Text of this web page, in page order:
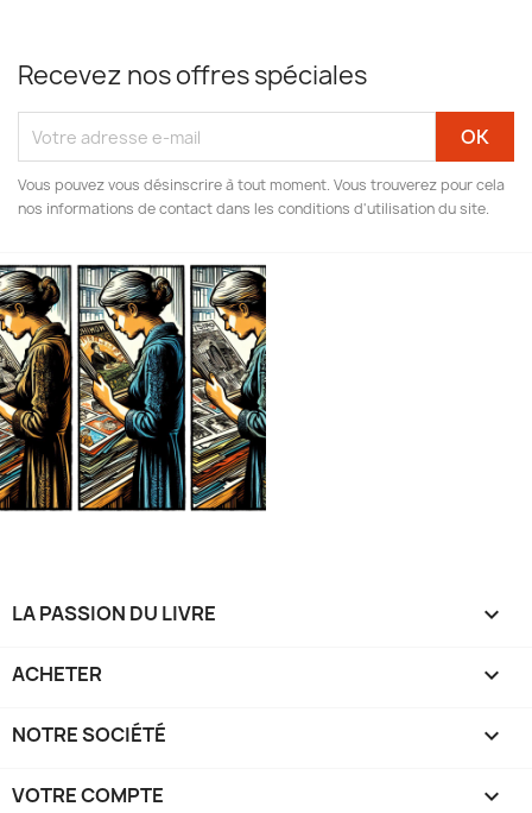
Recevez nos offres spéciales
Vous pouvez vous désinscrire à tout moment. Vous trouverez pour cela
nos informations de contact dans les conditions d'utilisation du site.
LA PASSION DU LIVRE 
ACHETER 
NOTRE SOCIÉTÉ 
VOTRE COMPTE 